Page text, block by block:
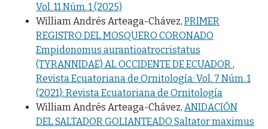
Vol. 11 Núm. 1 (2025)
William Andrés Arteaga-Chávez, PRIMER
REGISTRO DEL MOSQUERO CORONADO
Empidonomus aurantioatrocristatus
(TYRANNIDAE) AL OCCIDENTE DE ECUADOR ,
Revista Ecuatoriana de Ornitología: Vol. 7 Núm. 1
(2021): Revista Ecuatoriana de Ornitología
William Andrés Arteaga-Chávez, ANIDACIÓN
DEL SALTADOR GOLIANTEADO Saltator maximus